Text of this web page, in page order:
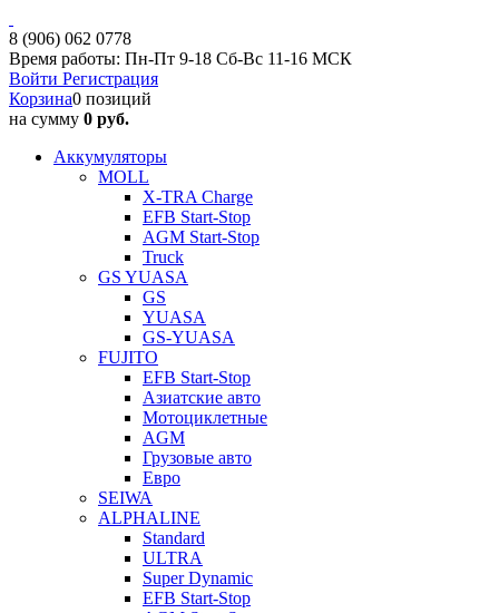
8 (906) 062 0778
Время работы: Пн-Пт 9-18 Сб-Вс 11-16 МСК
Войти Регистрация
Корзина0 позиций
на сумму 0 руб.
Аккумуляторы
MOLL
X-TRA Charge
EFB Start-Stop
AGM Start-Stop
Truck
GS YUASA
GS
YUASA
GS-YUASA
FUJITO
EFB Start-Stop
Азиатские авто
Мотоциклетные
AGM
Грузовые авто
Евро
SEIWA
ALPHALINE
Standard
ULTRA
Super Dynamic
EFB Start-Stop